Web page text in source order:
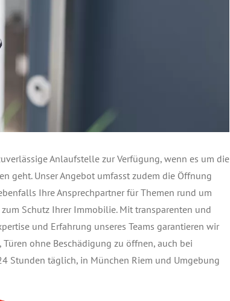
Anlaufstelle zur Verfügung, wenn es um die
geht. Unser Angebot umfasst zudem die Öffnung
Ihre Ansprechpartner für Themen rund um
Schutz Ihrer Immobilie. Mit transparenten und
und Erfahrung unseres Teams garantieren wir
ohne Beschädigung zu öffnen, auch bei
Stunden täglich, in München Riem und Umgebung